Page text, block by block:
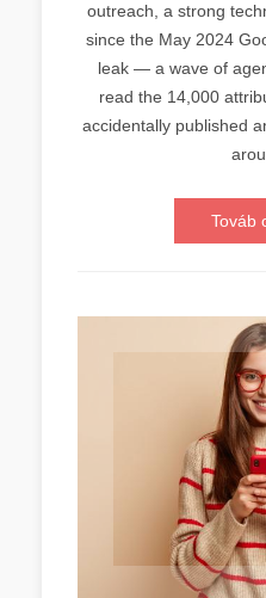
outreach, a strong
since the May 2024
leak — a wave of
read the 14,000
accidentally published
Továb